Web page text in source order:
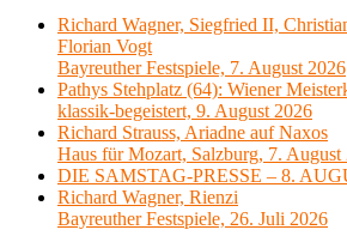
Richard Wagner, Siegfried II,
Florian Vogt
Bayreuther Festspiele, 7. August 2026
Pathys Stehplatz (64): Wiener
klassik-begeistert, 9. August 2026
Richard Strauss, Ariadne auf Naxos
Haus für Mozart, Salzburg, 7. August
DIE SAMSTAG-PRESSE – 8.
Richard Wagner, Rienzi
Bayreuther Festspiele, 26. Juli 2026